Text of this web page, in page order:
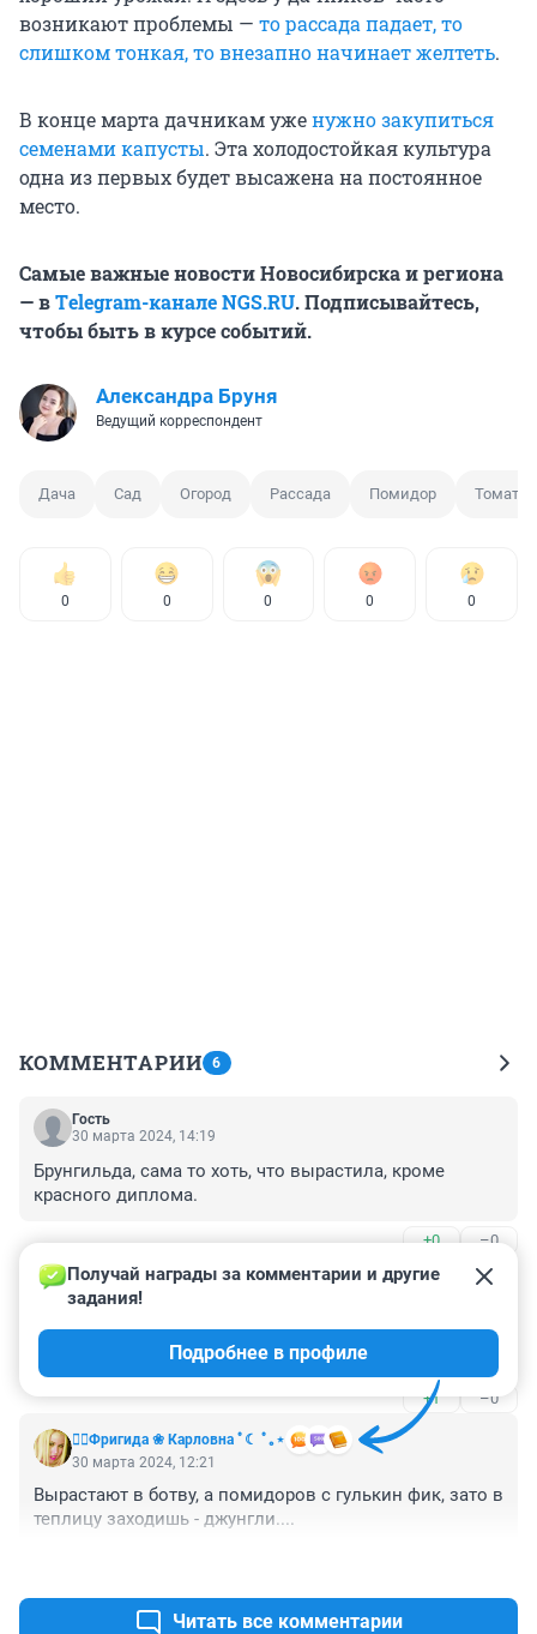
возникают проблемы — то рассада падает, то
слишком тонкая, то внезапно начинает желтеть.
В конце марта дачникам уженужно закупиться
семенами капусты. Эта холодостойкая культура
одна из первых будет высажена на постоянное
место.
Самые важные новости Новосибирска и региона
— вТelegram-канале NGS.RU. Подписывайтесь,
чтобы быть в курсе событий.
Александра Бруня
Ведущий корреспондент
Дача Сад Огород Рассада Помидор Томаты
0 0 0 0 0
КОММЕНТАРИИ 6
Гость
30 марта 2024, 14:19
Брунгильда, сама то хоть, что вырастила, кроме
красного диплома.
+0 –0
Гость
30 марта 2024, 13:52
Брунгильда из года в год одно и тоже пишет, только
+1 –0
❤️‍🔥Фригида ❀ Карловна ﾟ☾ ﾟ｡⋆
Получай награды за комментарии и другие
задания!
Подробнее в профиле
30 марта 2024, 12:21
Вырастают в ботву, а помидоров с гулькин фик, зато в
теплицу заходишь - джунгли....
Читать все комментарии